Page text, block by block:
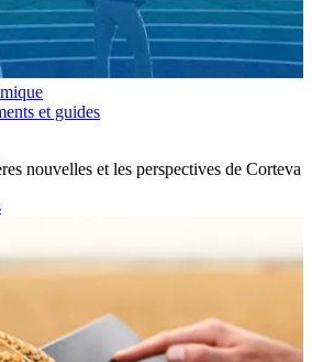
et guides
nouvelles et les perspectives de Corteva